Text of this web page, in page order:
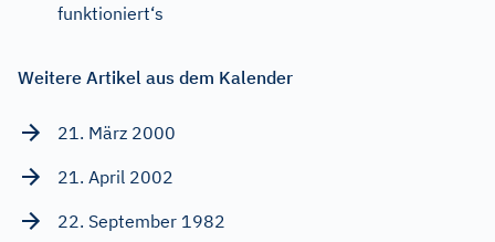
funktioniert‘s
Weitere Artikel aus dem Kalender
21. März 2000
21. April 2002
22. September 1982